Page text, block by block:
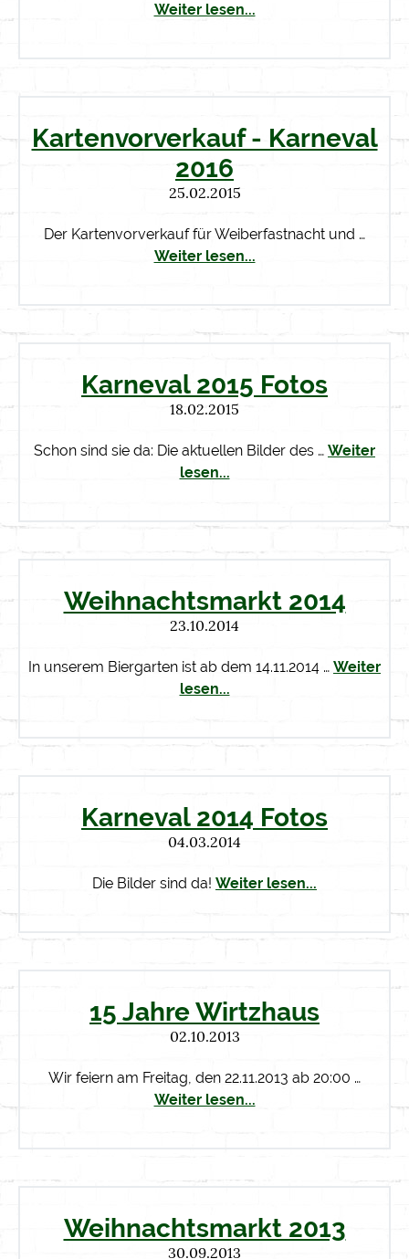
Weiter lesen...
Kartenvorverkauf - Karneval
2016
25.02.2015
Der Kartenvorverkauf für Weiberfastnacht und …
Weiter lesen...
Karneval 2015 Fotos
18.02.2015
Schon sind sie da: Die aktuellen Bilder des … Weiter
lesen...
Weihnachtsmarkt 2014
23.10.2014
In unserem Biergarten ist ab dem 14.11.2014 … Weiter
lesen...
Karneval 2014 Fotos
04.03.2014
Die Bilder sind da! Weiter lesen...
15 Jahre Wirtzhaus
02.10.2013
Wir feiern am Freitag, den 22.11.2013 ab 20:00 …
Weiter lesen...
Weihnachtsmarkt 2013
30.09.2013